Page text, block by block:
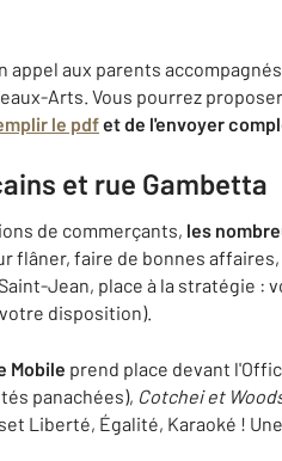
appel aux parents
Arts. Vous pourrez
le pdfet de l'envoyer
et rue Gambetta
de commerçants, les
flâner, faire de bonnes
Jean, place à la stratégie :
disposition).
Mobile prend place devant
panachées), Cotchei et
Liberté, Égalité, Karaoké !